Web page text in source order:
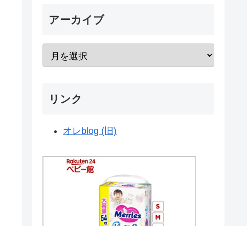
アーカイブ
リンク
オレblog (旧)